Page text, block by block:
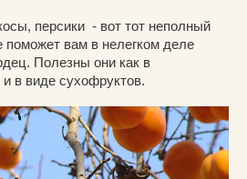
персики - вот тот неполный
поможет вам в нелегком деле
Полезны они как в
в виде сухофруктов.